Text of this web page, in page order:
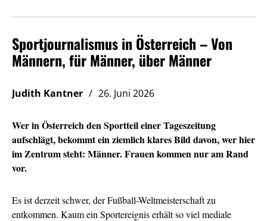
Sportjournalismus in Österreich – Von
Männern, für Männer, über Männer
Judith Kantner 26. Juni 2026
Wer in Österreich den Sportteil einer Tageszeitung
aufschlägt, bekommt ein ziemlich klares Bild davon, wer hier
im Zentrum steht: Männer. Frauen kommen nur am Rand
vor.
Es ist derzeit schwer, der Fußball-Weltmeisterschaft zu
entkommen. Kaum ein Sportereignis erhält so viel mediale